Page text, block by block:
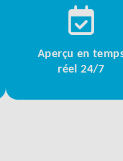
Aperçu en
réel 24/7